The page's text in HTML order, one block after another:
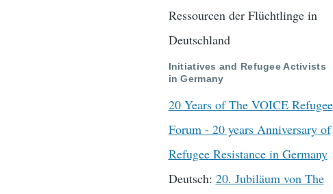
Ressourcen der Flüchtlinge in
Deutschland
Initiatives and Refugee Activists
in Germany
20 Years of The VOICE Refugee
Forum - 20 years Anniversary of
Refugee Resistance in Germany
Deutsch: 20. Jubiläum von The